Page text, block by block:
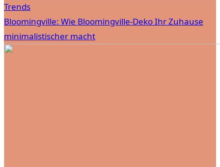
Trends
Bloomingville: Wie Bloomingville-Deko Ihr Zuhause
minimalistischer macht